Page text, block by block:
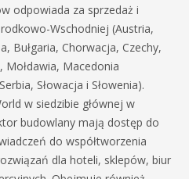
odpowiada za sprzedaż i
Wschodniej (Austria,
Bułgaria, Chorwacja, Czechy,
Macedonia
Słowacja i Słowenia).
w siedzibie głównej w
budowlany mają dostęp do
do współtworzenia
dla hoteli, sklepów, biur